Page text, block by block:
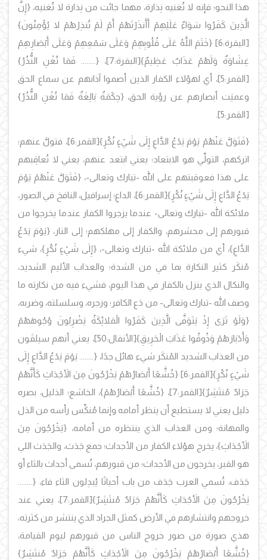
هذا النحو؛ فإنه لا تُغنيه نِذارة، مهما جائت من نِذارة لا تُغنيه، {إِنَّ
الَّذِينَ كَفَرُوا سَوَاءٌ عَلَيْهِمْ أَأَنذَرْتَهُمْ أَمْ لَمْ تُنذِرْهُمْ لا يُؤْمِنُونَ}
[البقرة:6]
{خَتَمَ اللَّهُ عَلَى قُلُوبِهِمْ وَعَلَى سَمْعِهِمْ وَعَلَى أَبْصَارِهِمْ
غِشَاوَةٌ وَلَهُمْ عَذَابٌ عَظِيمٌ}[البقرة:7]،
{........ فَمَا تُغْنِ النُّذُرُ}
[القمر:5]، أي لهؤلاء الكفار الذين أصموا آذانهم عن سماع الحق
وعميَت أبصارهم عن رؤية الحق،{حِكْمَةٌ بَالِغَةٌ فَمَا تُغْنِ النُّذُرُ}
[القمر:5].
{فَتَوَلَّ عَنْهُمْ يَوْمَ يَدْعُ الدَّاعِ إِلَى شَيْءٍ نُكُرٍ}
[القمر:6]، فتولَّ عنهم؛
اتركهم، التولِّي هو الابتعاد؛ يعني ابتعد عنهم، يعني لا تُعاقِبهم
على هذا فعوقبتهم على الله -تبارك وتعالى-، {فَتَوَلَّ عَنْهُمْ يَوْمَ
يَدْعُ الدَّاعِ إِلَى شَيْءٍ نُكُرٍ}
[القمر:6]، الداعِ؛ إسرافيل، النافخ في الصور،
ملائكة الله -تبارك وتعالى- عندما يزجروا الكفار عندما يخرجوا من
قبورهم إلى محشرهم، والكفار إلى مهلكهم؛ إلى النار، {يَوْمَ يَدْعُ
الدَّاعِ}، أي من ملائكة الله -تبارك وتعالى-، {إِلَى شَيْءٍ نُكُرٍ}، شيء
مُنكَر كثير النكارة بما في من الشدة؛ والعذاب الأليم الشديد،
والنكال الذي ينزل بالكفار في هذا اليوم، فشيء فيه من نكارته ما
وصف الله -تبارك وتعالى- من دَع الكافر؛ وزجره، وسلسلته، وضربه،
{وَلَوْ تَرَى إِذْ يَتَوَفَّى الَّذِينَ كَفَرُوا الْمَلائِكَةُ يَضْرِبُونَ وُجُوهَهُمْ
وَأَدْبَارَهُمْ وَذُوقُوا عَذَابَ الْحَرِيقِ}
[الأنفال:50]، يعني أنهم سيلقَون
من العذاب الشديد المُنكَر شيء هائل جدًا، {........ يَوْمَ يَدْعُ الدَّاعِ إِلَى
شَيْءٍ نُكُرٍ}[القمر:6]
{خُشَّعًا أَبْصَارُهُمْ يَخْرُجُونَ مِنَ الأَجْدَاثِ كَأَنَّهُمْ
جَرَادٌ مُنتَشِرٌ}[القمر:7]،
{خُشَّعًا أَبْصَارُهُمْ}، الخاشع؛ الذليل، بصره
ذليل يعني لا يستطيع أن ينظر أمامه وإنما مُنكِّس رأسه من الذل
والمهانة؛ ومن العذاب الذي ينتظره من أمامه، {يَخْرُجُونَ مِنَ
الأَجْدَاثِ}، يخرج هؤلاء الكفار من الأجداث؛ جمع جَدَث، والجَدَث اللي
هو القبر، يخرجون من الأجداث؛ من قبورهم، تُسمى أجداث بالثاء أو
جَدَف، تُسمي العرب جَدَف من باب أحيانًا يُبدِلون الثاء فاء، {........
يَخْرُجُونَ مِنَ الأَجْدَاثِ كَأَنَّهُمْ جَرَادٌ مُنتَشِرٌ}
[القمر:7]، يعني عند
خروجهم وانتشارهم في الأرض كمثل الجراد الذي ينتشر من كثرته،
هذي صورة من صور خروج الناس من قبورهم ليوم القيامة،
{خُشَّعًا أَبْصَارُهُمْ يَخْرُجُونَ مِنَ الأَجْدَاثِ كَأَنَّهُمْ جَرَادٌ مُنتَشِرٌ}